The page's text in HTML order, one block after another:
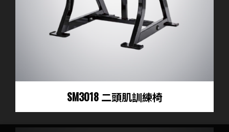
SM3018 二頭肌訓練椅